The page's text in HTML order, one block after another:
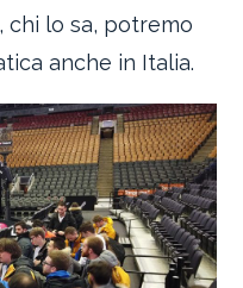
chi lo sa, potremo
anche in Italia.